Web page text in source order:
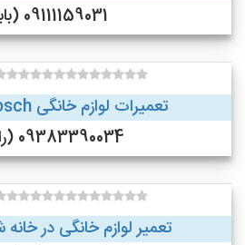
09111159031 (بابل )
تعمیرات لوازم خانگی Bosch (تعمیرکار)
09383390034 (رامسر )
تعمیر لوازم خانگی در خانه